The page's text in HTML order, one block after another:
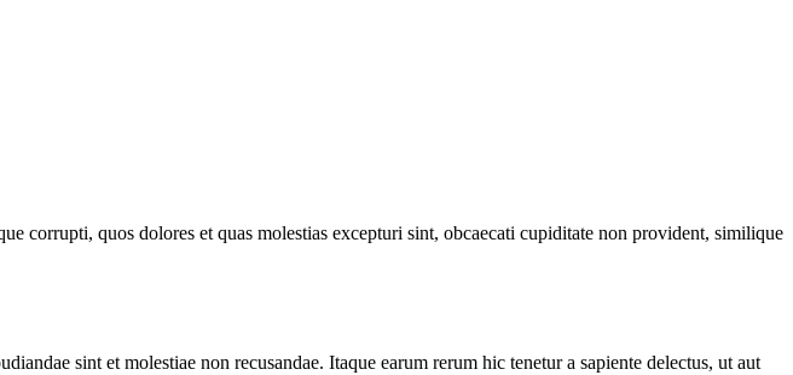
corrupti, quos dolores et quas molestias excepturi sint, obcaecati cupiditate non provident, similique
sint et molestiae non recusandae. Itaque earum rerum hic tenetur a sapiente delectus, ut aut